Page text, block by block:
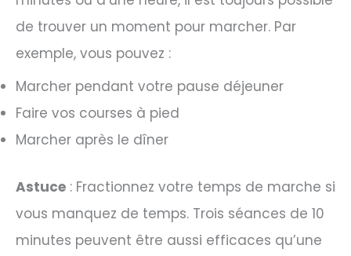
de trouver un moment pour marcher. Par
exemple, vous pouvez :
Marcher pendant votre pause déjeuner
Faire vos courses à pied
Marcher après le dîner
Astuce : Fractionnez votre temps de marche si
vous manquez de temps. Trois séances de 10
minutes peuvent être aussi efficaces qu’une